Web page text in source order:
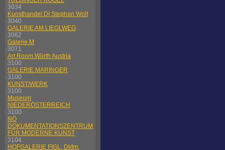
3034
Kunsthandel DI Stephan Wolf
3040
GALERIE AM LIEGLWEG
3062
Galerie M
3071
Art Room Würth Austria
3100
GALERIE MARINGER
3100
KUNST/WERK
3100
Museum
NIEDERÖSTERREICH
3100
NÖ
DOKUMENTATIONSZENTRUM
FÜR MODERNE KUNST
3104
HOFGALERIE FIGL, Dkfm.